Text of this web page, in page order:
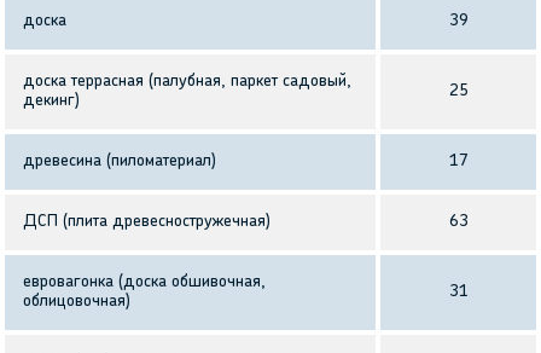
доска 39
доска террасная (палубная, паркет садовый,
декинг)
25
древесина (пиломатериал) 17
ДСП (плита древесностружечная) 63
евровагонка (доска обшивочная,
облицовочная)
31